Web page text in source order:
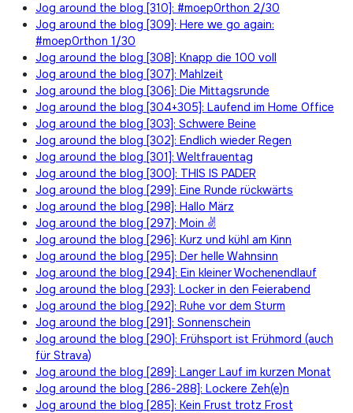
Jog around the blog [310]: #moep0rthon 2/30
Jog around the blog [309]: Here we go again:
#moep0rthon 1/30
Jog around the blog [308]: Knapp die 100 voll
Jog around the blog [307]: Mahlzeit
Jog around the blog [306]: Die Mittagsrunde
Jog around the blog [304+305]: Laufend im Home Office
Jog around the blog [303]: Schwere Beine
Jog around the blog [302]: Endlich wieder Regen
Jog around the blog [301]: Weltfrauentag
Jog around the blog [300]: THIS IS PADER
Jog around the blog [299]: Eine Runde rückwärts
Jog around the blog [298]: Hallo März
Jog around the blog [297]: Moin ✌
Jog around the blog [296]: Kurz und kühl am Kinn
Jog around the blog [295]: Der helle Wahnsinn
Jog around the blog [294]: Ein kleiner Wochenendlauf
Jog around the blog [293]: Locker in den Feierabend
Jog around the blog [292]: Ruhe vor dem Sturm
Jog around the blog [291]: Sonnenschein
Jog around the blog [290]: Frühsport ist Frühmord (auch
für Strava)
Jog around the blog [289]: Langer Lauf im kurzen Monat
Jog around the blog [286-288]: Lockere Zeh(e)n
Jog around the blog [285]: Kein Frust trotz Frost